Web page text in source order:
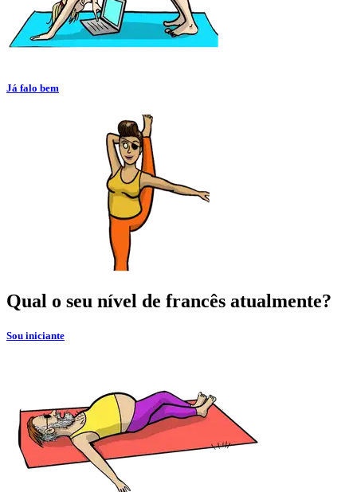
Já falo bem
Qual o seu nível de francês atualmente?
Sou iniciante